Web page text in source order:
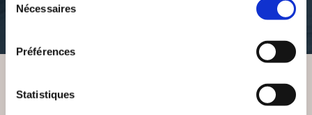
Nécessaires
Préférences
Statistiques
recherches et synthétiser toutes les connaissances acquises autour
de l'??uvre (personnages, sentiments, recettes, produits et
VOUS AIMEREZ AUSSI